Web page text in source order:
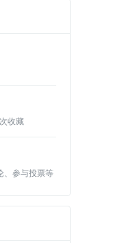
次收藏
、参与投票等